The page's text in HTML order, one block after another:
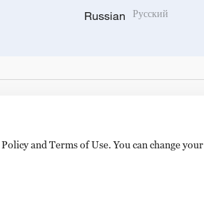
Russian Русский
China. 100040
and Terms of Use. You can change your